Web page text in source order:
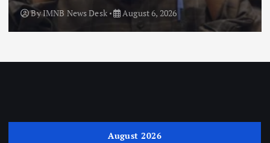
ByIMNB News Desk August 6, 2026
August 2026